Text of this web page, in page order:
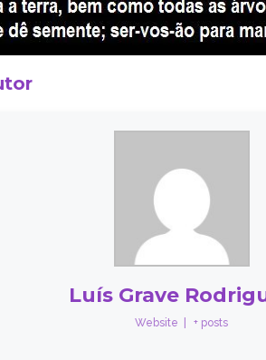
Luís Grave
Website + posts